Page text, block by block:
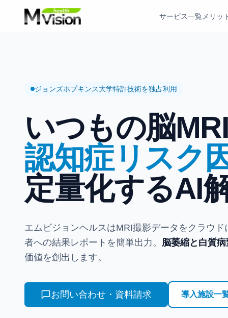
サービス一覧 メリッ
ジョンズホプキンス大学特許技術を独占利用
いつもの脳
認知症リスク
定量化するAI
エムビジョンヘルスはMRI撮影データをクラウ
者への結果レポートを簡単出力。 脳萎縮と白質病
価値を創出します。
お問い合わせ・資料請求 導入施設一